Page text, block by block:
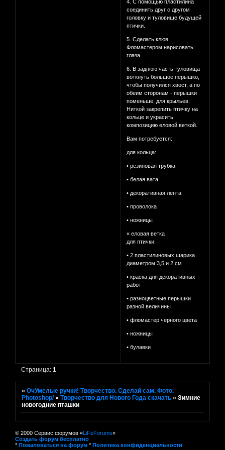
4. С помощью пластилина
соединить друг с другом
головку и туловище будущей
птички.
5. Сделать клюв.
Фломастером нарисовать
глаза.
6. В заднюю часть туловища
воткнуть большое перышко,
чтобы получился хвост, а по
обеим сторонам - перышки
поменьше, для крыльев.
Ниткой закрепить птичку на
кольце и украсить
композицию еловой веткой.
Вам потребуется:
для кольца:
• резиновая трубка
• белая вата
• декоративная лента
• проволока
• ножницы
« еловая ветка
для птички:
• 2 пластилиновых шарика
диаметром 3,5 и 2 см
• краска для декоративных
работ
• разноцветные перышки
разной величины
• фломастер черного цвета
• ножницы
• булавки
Страница:1
»ОчУмелые ручки! Творчество. Сделай сам. Фото.
Photoshop/ »Творчество для Нового Года скачать »Зимние
новогодние пташки
© 2000 Сервис форумов «LiFeForums»
Создать форум бесплатно
* Пожаловаться на форум * Политика конфиденциальности